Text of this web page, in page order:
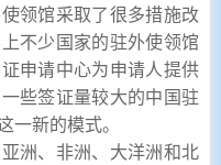
领馆采取了很多措施改
不少国家的驻外使领馆
申请中心为申请人提供
些签证量较大的中国驻
新的模式。
洲、非洲、大洋洲和北